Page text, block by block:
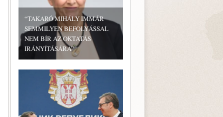
“TAKARÓ MIHÁLY IMMÁR
SEMMILYEN BEFOLYÁSSAL
NEM BÍR AZ OKTATÁS
IRÁNYÍTÁSÁRA”